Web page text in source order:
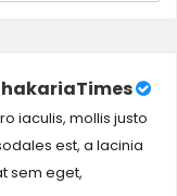
iaculis, mollis justo
est, a lacinia
sem eget,